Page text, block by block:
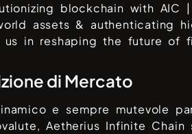
blockchain with AIC |
assets & authenticating
us in reshaping the future of
di Mercato
e sempre mutevole
Aetherius Infinite Chain